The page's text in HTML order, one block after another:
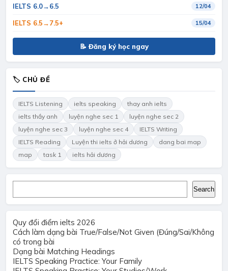
IELTS 6.0→6.5 12/04
IELTS 6.5→7.5+ 15/04
📝 Đăng ký học ngay
🏷 CHỦ ĐỀ
IELTS Listening ielts speaking
thay anh ielts
ielts thầy anh
luyện nghe sec 1
luyện nghe sec 2
luyện nghe sec 3
luyện nghe sec 4
IELTS Writing
IELTS Reading
Luyện thi ielts ở hải dương
dang bai map
map
task 1 ielts hải dương
Search
Quy đổi điểm ielts 2026
Cách làm dạng bài True/False/Not Given (Đúng/Sai/Không
có trong bài
Dạng bài Matching Headings
IELTS Speaking Practice: Your Family